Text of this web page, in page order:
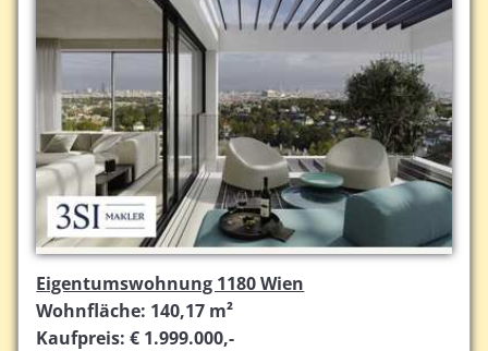
Eigentumswohnung 1180 Wien
Wohnfläche: 140,17 m²
Kaufpreis: € 1.999.000,-